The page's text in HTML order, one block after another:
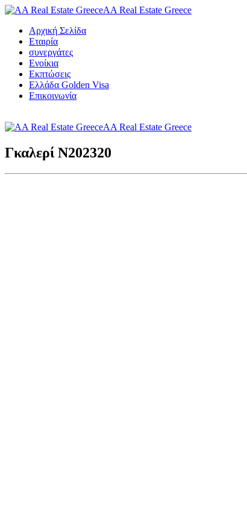
AA Real Estate Greece
Αρχική Σελίδα
Εταιρία
συνεργάτες
Ενοίκια
Εκπτώσεις
Ελλάδα Golden Visa
Επικοινωνία
AA Real Estate Greece
Γκαλερί N202320